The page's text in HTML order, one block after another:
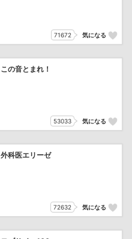
71672 気になる
この音とまれ！
53033 気になる
外科医エリーゼ
72632 気になる